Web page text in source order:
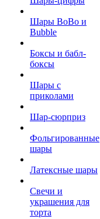
Шары BoBo и
Bubble
Боксы и бабл-
боксы
Шары с
приколами
Шар-сюрприз
Фольгированные
шары
Латексные шары
Свечи и
украшения для
торта